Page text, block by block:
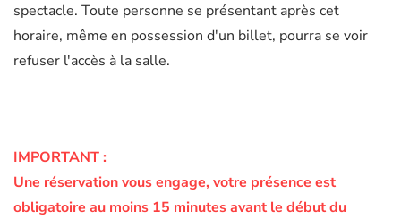
spectacle. Toute personne se présentant après cet
horaire, même en possession d'un billet, pourra se voir
refuser l'accès à la salle.
IMPORTANT :
Une réservation vous engage, votre présence est
obligatoire au moins 15 minutes avant le début du